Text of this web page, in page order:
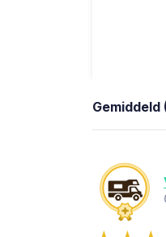
Gemiddeld